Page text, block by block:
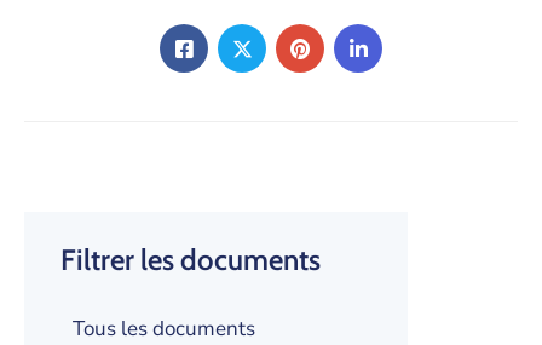
Filtrer les documents
Tous les documents